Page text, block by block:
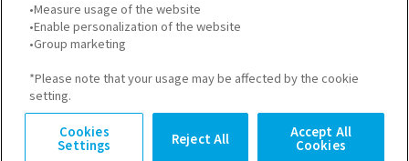
こだわり条件から検索する
JMAM コーポレートサイト
お問い合わせ
Copyright © JMA Management Center Inc.
•Measure usage of the website
•Enable personalization of the website
•Group marketing
*Please note that your usage may be affected by the cookie
setting.
Cookies
Settings Reject All Accept All
Cookies